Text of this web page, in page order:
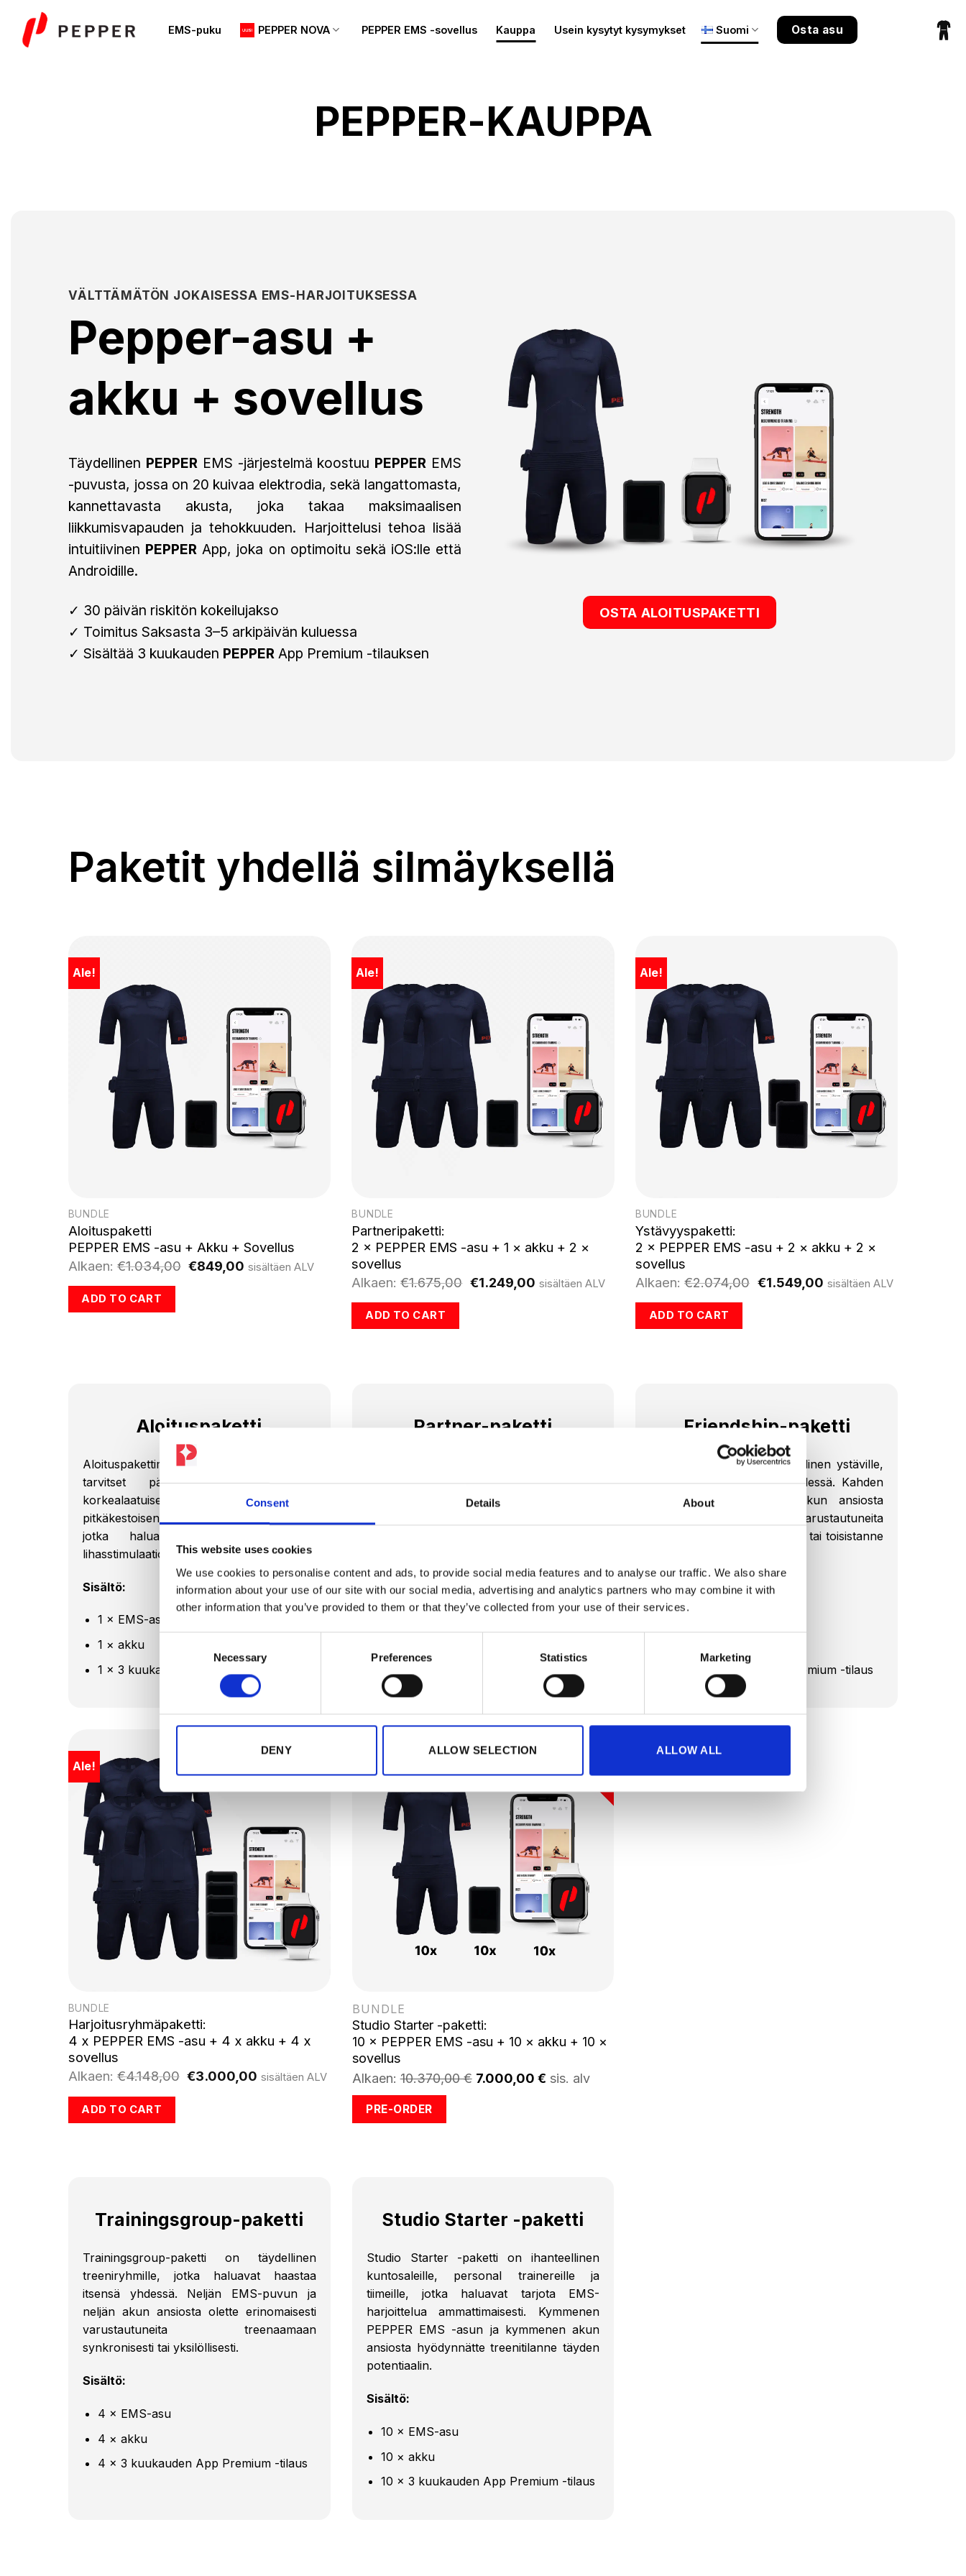
Consent Details About
This website uses cookies
We use cookies to personalise content and ads, to provide social media features and to analyse our traffic. We also share
information about your use of our site with our social media, advertising and analytics partners who may combine it with
other information that you’ve provided to them or that they’ve collected from your use of their services.
Necessary Preferences Statistics Marketing
DENY ALLOW SELECTION ALLOW ALL
content
EMS-puku PEPPER NOVA PEPPER EMS -sovellus Kauppa Usein kysytyt kysymykset Suomi Osta asu
PEPPER-KAUPPA
VÄLTTÄMÄTÖN JOKAISESSA EMS-HARJOITUKSESSA
Pepper-asu +
akku + sovellus
Täydellinen PEPPEREMS -järjestelmä koostuu PEPPER EMS
-puvusta, jossa on 20 kuivaa elektrodia, sekä langattomasta,
kannettavasta akusta, joka takaa maksimaalisen
liikkumisvapauden ja tehokkuuden. Harjoittelusi tehoa lisää
intuitiivinen PEPPER App, joka on optimoitu sekä iOS:lle että
Androidille.
✓ 30 päivän riskitön kokeilujakso
✓ Toimitus Saksasta 3–5 arkipäivän kuluessa
✓ Sisältää 3 kuukauden PEPPER App Premium -tilauksen
OSTA ALOITUSPAKETTI
Paketit yhdellä silmäyksellä
Ale!
BUNDLE
Aloituspaketti
PEPPER EMS -asu + Akku + Sovellus
Alkaen: €1.034,00 Alkuperäinen
€849,00 Nykyinen
sisältäen ALV
ADD TO CART
Ale!
BUNDLE
Partneripaketti:
2 × PEPPER EMS -asu + 1 × akku + 2 ×
sovellus
Alkaen:€1.675,00 Alkuperäinen
€1.249,00Nykyinen
sisältäen ALV
ADD TO CART
Ale!
BUNDLE
Ystävyyspaketti:
2 × PEPPER EMS -asu + 2 × akku + 2 ×
sovellus
Alkaen:€2.074,00 Alkuperäinen
€1.549,00Nykyinen
sisältäen ALV
ADD TO CART
Aloituspaketti
Aloituspakettimme sisältää kaiken, mitä
tarvitset päästäksesi heti alkuun:
korkealaatuisen EMS-puvun ja
pitkäkestoisen akun. Täydellinen kaikille,
jotka haluavat tutustua sähköisen
lihasstimulaation etuihin.
Sisältö:
1 × EMS-asu
1 × akku
1 × 3 kuukauden App Premium -tilaus
Partner-paketti
tai treenipareille, jotka haluavat saavuttaa
tavoitteensa yhdessä. Yhteisen akun
Sisältö:
2 × EMS-asu
2 × 3 kuukauden App Premium -tilaus
Friendship-paketti
Friendship-paketti on täydellinen ystäville,
jotka haluavat treenata yhdessä. Kahden
EMS-puvun ja kahden akun ansiosta
olette erinomaisesti varustautuneita
treenaamaan synkronoidusti tai toisistanne
Sisältö:
2 × 3 kuukauden App Premium -tilaus
Ale!
BUNDLE
Harjoitusryhmäpaketti:
4 x PEPPER EMS -asu + 4 x akku + 4 x
sovellus
Alkaen: €4.148,00 Alkuperäinen
€3.000,00 Nykyinen
sisältäen ALV
ADD TO CART
BUNDLE
Studio Starter -paketti:
10 × PEPPER EMS -asu + 10 × akku + 10 ×
sovellus
Alkaen:10.370,00 € 7.000,00 € sis. alv
PRE-ORDER
Trainingsgroup-paketti
Trainingsgroup-paketti on täydellinen
treeniryhmille, jotka haluavat haastaa
itsensä yhdessä. Neljän EMS-puvun ja
neljän akun ansiosta olette erinomaisesti
varustautuneita treenaamaan
synkronisesti tai yksilöllisesti.
Sisältö:
4 × EMS-asu
4 × akku
4 × 3 kuukauden App Premium -tilaus
Studio Starter -paketti
Studio Starter -paketti on ihanteellinen
kuntosaleille, personal trainereille ja
tiimeille, jotka haluavat tarjota EMS-
harjoittelua ammattimaisesti. Kymmenen
PEPPER EMS -asun ja kymmenen akun
ansiosta hyödynnätte treenitilanne täyden
potentiaalin.
Sisältö:
10 × EMS-asu
10 × akku
10 × 3 kuukauden App Premium -tilaus